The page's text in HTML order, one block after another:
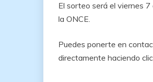
El sorteo será el viernes
la ONCE.
Puedes ponerte en
directamente haciendo